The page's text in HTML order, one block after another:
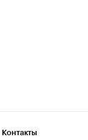
Контакты